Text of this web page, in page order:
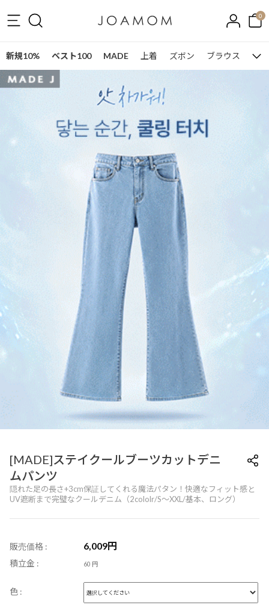
0
新規10% ベスト100 MADE 上着 ズボン ブラウス ワ
[MADE]ステイクールブーツカットデニ
ムパンツ
隠れた足の長さ+3cm保証してくれる魔法パタン！快適なフィット感と
UV遮断まで完璧なクールデニム（2cololr/S～XXL/基本、ロング）
販売価格 : 6,009円
積立金 : 60 円
色 :